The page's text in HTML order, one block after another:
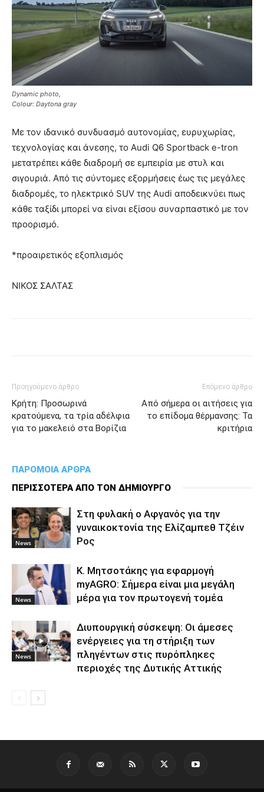
Dynamic photo,
Colour: Daytona gray
Με τον ιδανικό συνδυασμό αυτονομίας, ευρυχωρίας,
τεχνολογίας και άνεσης, το Audi Q6 Sportback e-tron
μετατρέπει κάθε διαδρομή σε εμπειρία με στυλ και
σιγουριά. Από τις σύντομες εξορμήσεις έως τις μεγάλες
διαδρομές, το ηλεκτρικό SUV της Audi αποδεικνύει πως
κάθε ταξίδι μπορεί να είναι εξίσου συναρπαστικό με τον
προορισμό.
*προαιρετικός εξοπλισμός
ΝΙΚΟΣ ΣΑΛΤΑΣ
Προηγούμενο άρθρο
Κρήτη: Προσωρινά
κρατούμενα, τα τρία αδέλφια
για το μακελειό στα Βορίζια
Επόμενο άρθρο
Από σήμερα οι αιτήσεις για
το επίδομα θέρμανσης: Τα
κριτήρια
ΠΑΡΟΜΟΙΑ ΑΡΘΡΑ
ΠΕΡΙΣΣΟΤΕΡΑ ΑΠΟ ΤΟΝ ΔΗΜΙΟΥΡΓΟ
News
Στη φυλακή ο Aφγανός για την
γυναικοκτονία της Ελίζαμπεθ Τζέιν
Ρος
News
Κ. Μητσοτάκης για εφαρμογή
myAGRO: Σήμερα είναι μια μεγάλη
μέρα για τον πρωτογενή τομέα
News
Διυπουργική σύσκεψη: Οι άμεσες
ενέργειες για τη στήριξη των
πληγέντων στις πυρόπληκες
περιοχές της Δυτικής Αττικής